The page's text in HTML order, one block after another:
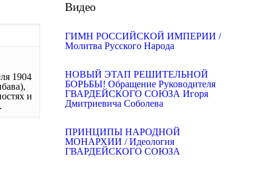
1904
и
Видео
ГИМН РОССИЙСКОЙ ИМПЕРИИ /
Молитва Русского Народа
НОВЫЙ ЭТАП РЕШИТЕЛЬНОЙ
БОРЬБЫ! Обращение Руководителя
ГВАРДЕЙСКОГО СОЮЗА Игоря
Дмитриевича Соболева
ПРИНЦИПЫ НАРОДНОЙ
МОНАРХИИ / Идеология
ГВАРДЕЙСКОГО СОЮЗА